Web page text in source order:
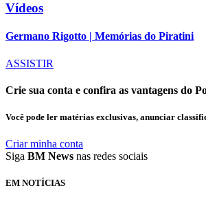
Vídeos
Germano Rigotto | Memórias do Piratini
ASSISTIR
Crie sua conta e confira as vantagens do
Você pode ler matérias exclusivas, anunciar
Criar minha conta
Siga BM News nas redes sociais
EM NOTÍCIAS